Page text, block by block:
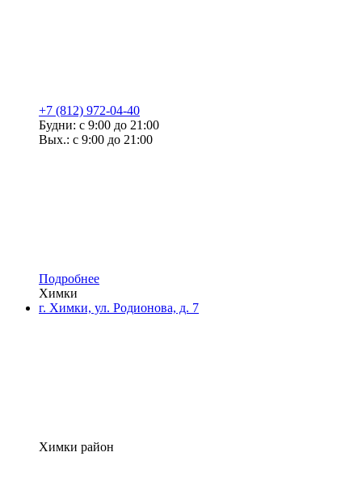
+7 (812) 972-04-40
Будни: с 9:00 до 21:00
Вых.: с 9:00 до 21:00
Подробнее
Химки
г. Химки, ул. Родионова, д. 7
Химки район